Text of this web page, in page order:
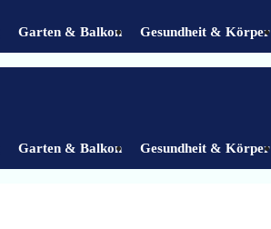
Garten & Balkon Gesundheit & Körper
Garten & Balkon Gesundheit & Körper